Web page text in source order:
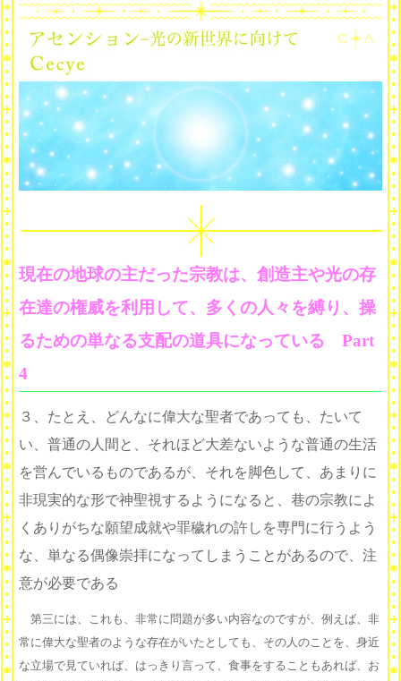
現在の地球の主だった宗教は、創造主や光の存
在達の権威を利用して、多くの人々を縛り、操
るための単なる支配の道具になっている Part
4
３、たとえ、どんなに偉大な聖者であっても、たいて
い、普通の人間と、それほど大差ないような普通の生活
を営んでいるものであるが、それを脚色して、あまりに
非現実的な形で神聖視するようになると、巷の宗教によ
くありがちな願望成就や罪穢れの許しを専門に行うよう
な、単なる偶像崇拝になってしまうことがあるので、注
意が必要である
第三には、これも、非常に問題が多い内容なのですが、例えば、非
常に偉大な聖者のような存在がいたとしても、その人のことを、身近
な立場で見ていれば、はっきり言って、食事をすることもあれば、お